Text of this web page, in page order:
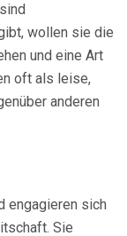
wollen sie die
und eine Art
oft als leise,
anderen
engagieren sich
Sie